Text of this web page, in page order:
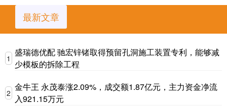
最新文章
1
盛瑞德优配 驰宏锌锗取得预留孔洞施工装置专利，能够减
少模板的拆除工程
2
金牛王 永茂泰涨2.09%，成交额1.87亿元，主力资金净流
入921.15万元